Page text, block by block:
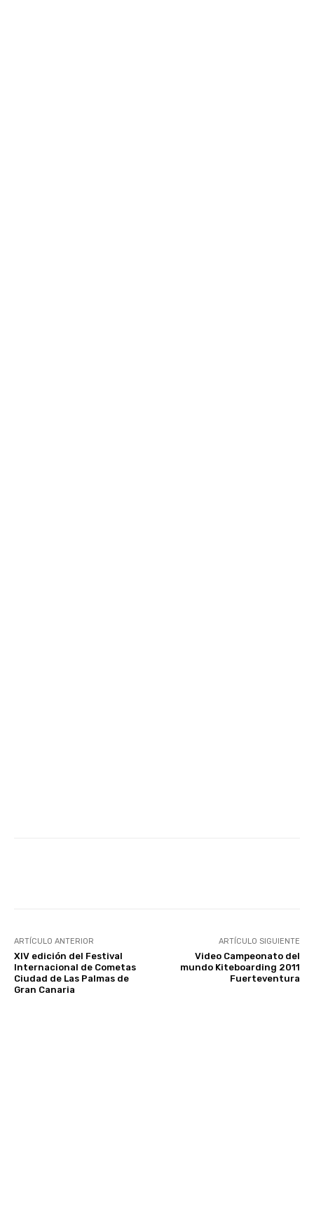
ARTÍCULO ANTERIOR
XIV edición del Festival
Internacional de Cometas
Ciudad de Las Palmas de
Gran Canaria
ARTÍCULO SIGUIENTE
Video Campeonato del
mundo Kiteboarding 2011
Fuerteventura